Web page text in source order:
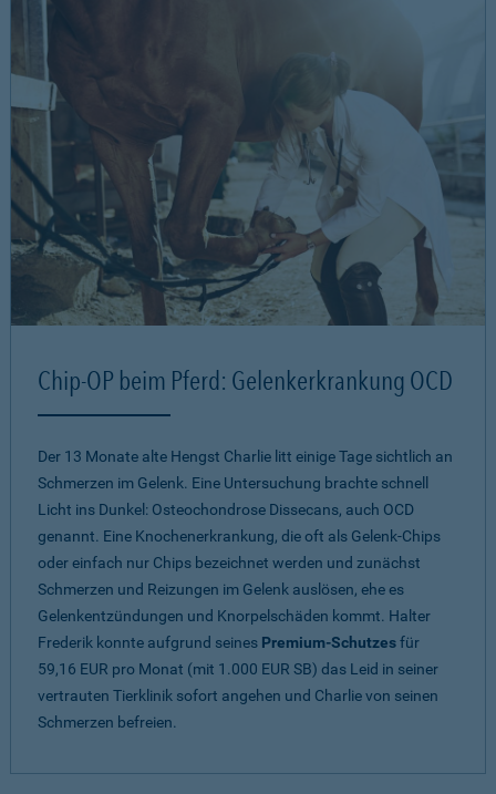
Chip-OP beim Pferd: Gelenkerkrankung OCD
Der 13 Monate alte Hengst Charlie litt einige Tage sichtlich an
Schmerzen im Gelenk. Eine Untersuchung brachte schnell
Licht ins Dunkel: Osteochondrose Dissecans, auch OCD
genannt. Eine Knochenerkrankung, die oft als Gelenk-Chips
oder einfach nur Chips bezeichnet werden und zunächst
Schmerzen und Reizungen im Gelenk auslösen, ehe es
Gelenkentzündungen und Knorpelschäden kommt. Halter
Frederik konnte aufgrund seines Premium-Schutzesfür
59,16 EUR pro Monat (mit 1.000 EUR SB) das Leid in seiner
vertrauten Tierklinik sofort angehen und Charlie von seinen
Schmerzen befreien.